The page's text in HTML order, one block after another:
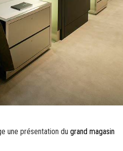
une présentation du grand magasin